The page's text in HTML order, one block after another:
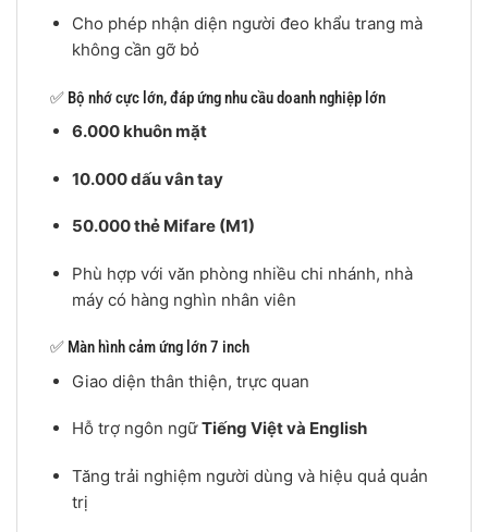
Cho phép nhận diện người đeo khẩu trang mà
không cần gỡ bỏ
✅ Bộ nhớ cực lớn, đáp ứng nhu cầu doanh nghiệp lớn
6.000 khuôn mặt
10.000 dấu vân tay
50.000 thẻ Mifare (M1)
Phù hợp với văn phòng nhiều chi nhánh, nhà
máy có hàng nghìn nhân viên
✅ Màn hình cảm ứng lớn 7 inch
Giao diện thân thiện, trực quan
Hỗ trợ ngôn ngữTiếng Việt và English
Tăng trải nghiệm người dùng và hiệu quả quản
trị